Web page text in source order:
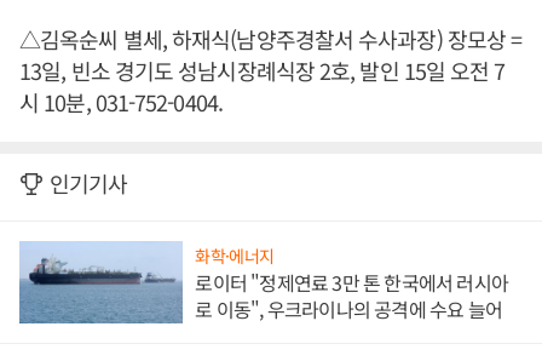
△김옥순씨 별세, 하재식(남양주경찰서 수사과장) 장모상 =
13일, 빈소 경기도 성남시장례식장 2호, 발인 15일 오전 7
시 10분, 031-752-0404.
인기기사
화학·에너지
로이터 "정제연료 3만 톤 한국에서 러시아
로 이동", 우크라이나의 공격에 수요 늘어